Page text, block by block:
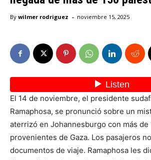
By wilmer rodriguez - noviembre 15, 2025
El 14 de noviembre, el presidente
Ramaphosa, se pronunció sobre un
aterrizó en Johannesburgo con más de
provenientes de Gaza. Los pasajeros
documentos de viaje. Ramaphosa les